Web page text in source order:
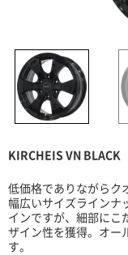
KIRCHEIS VN BLACK
低価格でありながらク
幅広いサイズラインナ
インですが、細部にこ
ザイン性を獲得。オー
す。